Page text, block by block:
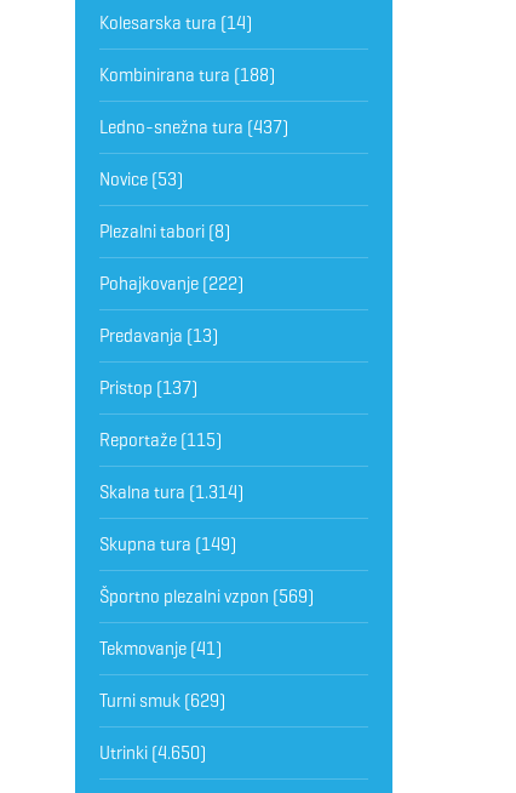
Kolesarska tura (14)
Kombinirana tura (188)
Ledno-snežna tura (437)
Novice(53)
Plezalni tabori(8)
Pohajkovanje(222)
Predavanja (13)
Pristop (137)
Reportaže(115)
Skalna tura (1.314)
Skupna tura (149)
Športno plezalni vzpon (569)
Tekmovanje(41)
Turni smuk(629)
Utrinki(4.650)